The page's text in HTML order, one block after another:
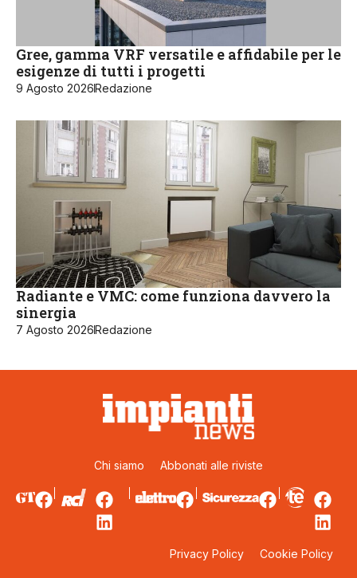
Gree, gamma VRF versatile e affidabile per le
esigenze di tutti i progetti
9 Agosto 2026Redazione
Radiante e VMC: come funziona davvero la
sinergia
7 Agosto 2026Redazione
Chi siamo Abbonati alle riviste
Privacy Policy Cookie Policy